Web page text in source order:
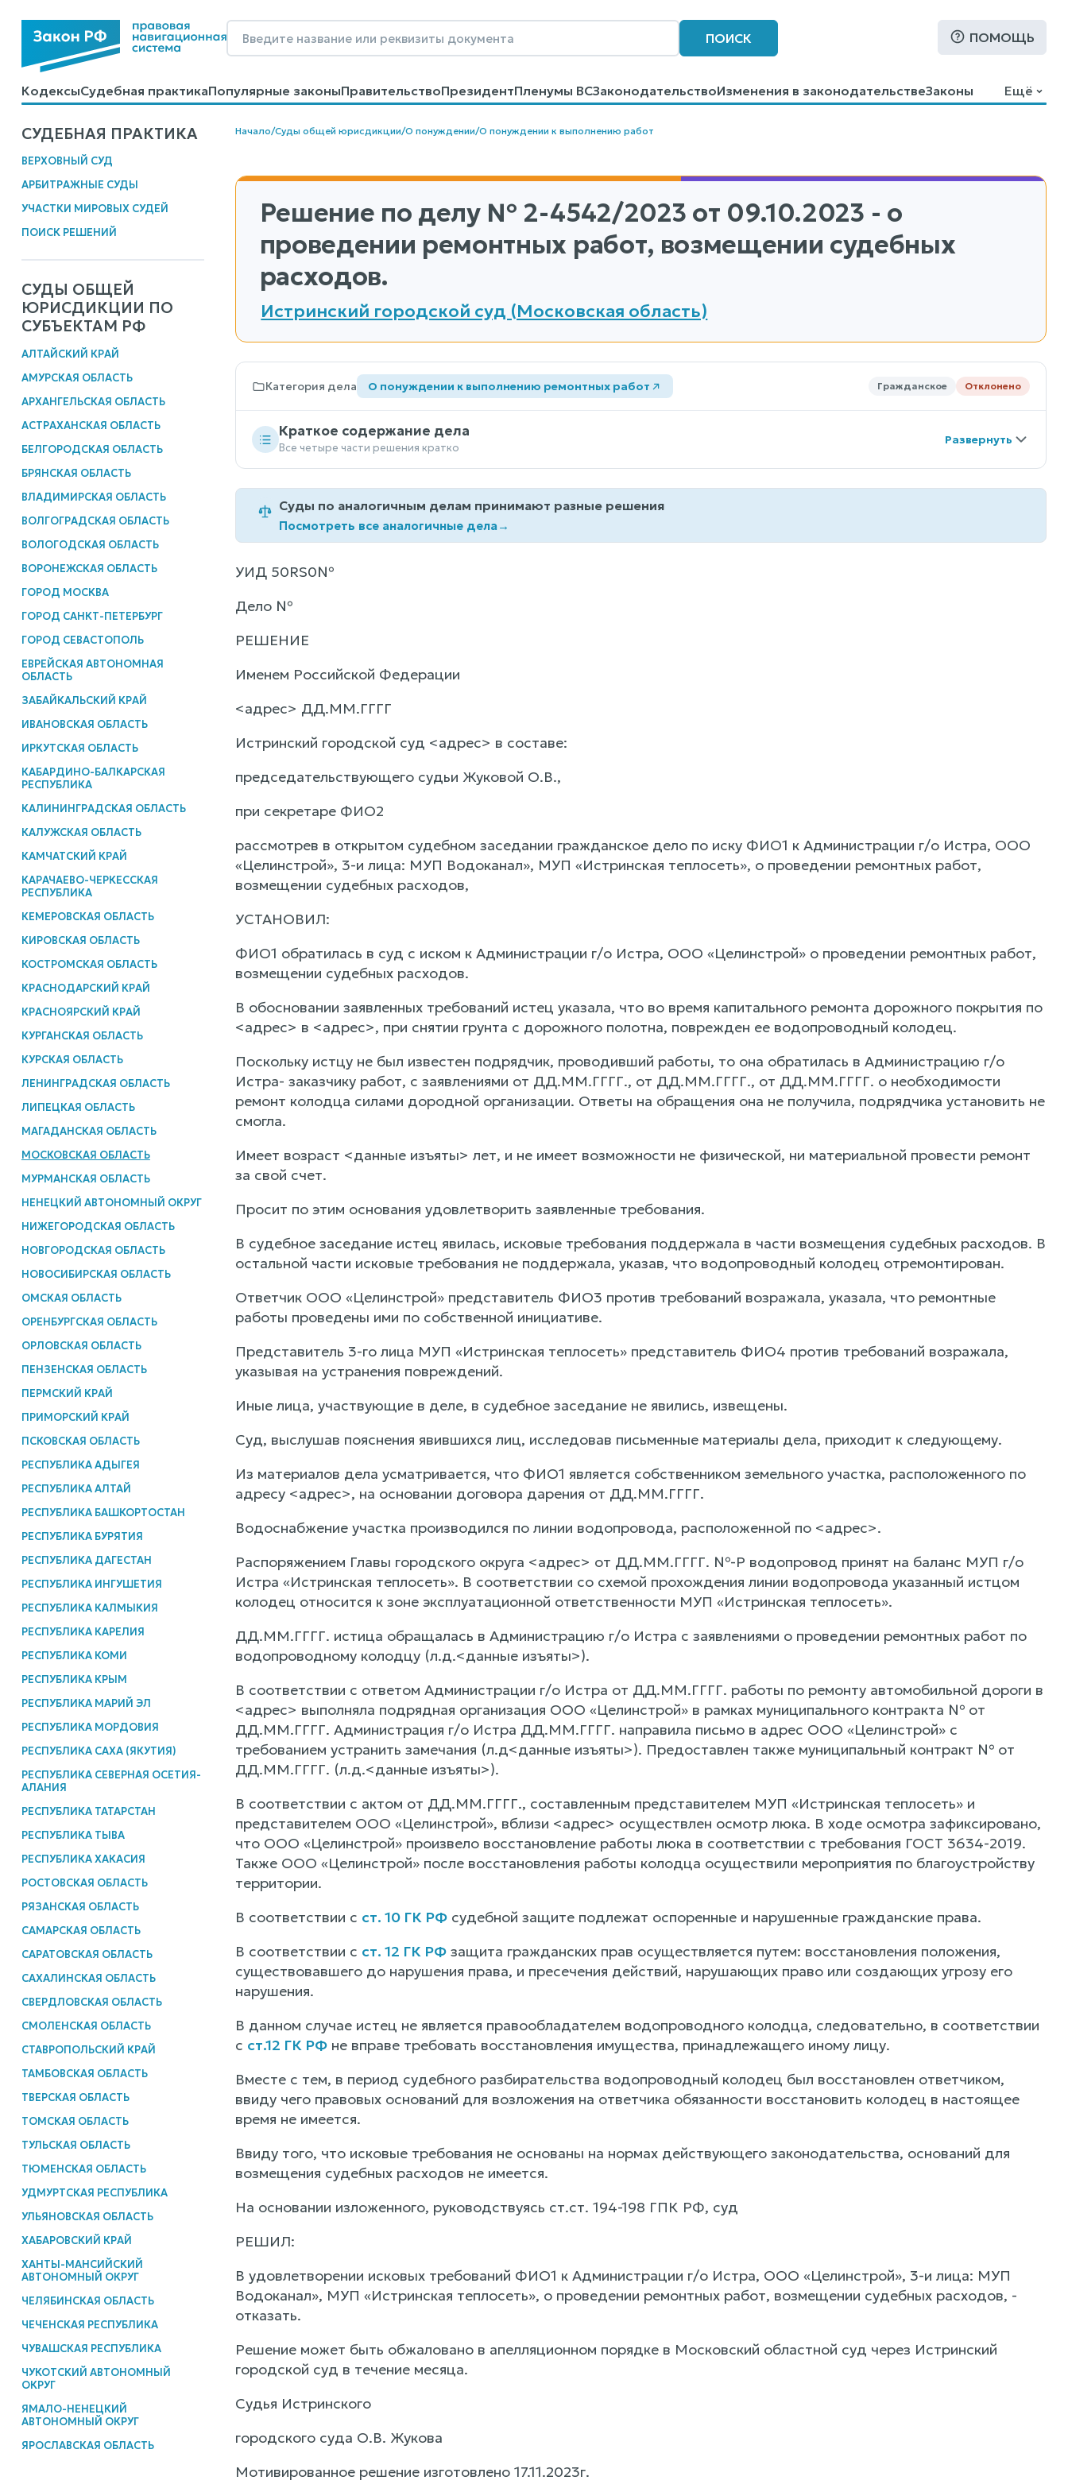
ПОИСК ПОМОЩЬ
КодексыСудебная практикаПопулярные законыПравительствоПрезидентПленумы ВСЗаконодательствоИзменения в законодательствеЗаконы
КалькуляторыСправочные материалыОбразцы договоровКонтактыПомощьПоиск
Ещё
СУДЕБНАЯ ПРАКТИКА
ВЕРХОВНЫЙ СУД
АРБИТРАЖНЫЕ СУДЫ
УЧАСТКИ МИРОВЫХ СУДЕЙ
ПОИСК РЕШЕНИЙ
СУДЫ ОБЩЕЙ
ЮРИСДИКЦИИ ПО
СУБЪЕКТАМ РФ
АЛТАЙСКИЙ КРАЙ
АМУРСКАЯ ОБЛАСТЬ
АРХАНГЕЛЬСКАЯ ОБЛАСТЬ
АСТРАХАНСКАЯ ОБЛАСТЬ
БЕЛГОРОДСКАЯ ОБЛАСТЬ
БРЯНСКАЯ ОБЛАСТЬ
ВЛАДИМИРСКАЯ ОБЛАСТЬ
ВОЛГОГРАДСКАЯ ОБЛАСТЬ
ВОЛОГОДСКАЯ ОБЛАСТЬ
ВОРОНЕЖСКАЯ ОБЛАСТЬ
ГОРОД МОСКВА
ГОРОД САНКТ-ПЕТЕРБУРГ
ГОРОД СЕВАСТОПОЛЬ
ЕВРЕЙСКАЯ АВТОНОМНАЯ
ОБЛАСТЬ
ЗАБАЙКАЛЬСКИЙ КРАЙ
ИВАНОВСКАЯ ОБЛАСТЬ
ИРКУТСКАЯ ОБЛАСТЬ
КАБАРДИНО-БАЛКАРСКАЯ
РЕСПУБЛИКА
КАЛИНИНГРАДСКАЯ ОБЛАСТЬ
КАЛУЖСКАЯ ОБЛАСТЬ
КАМЧАТСКИЙ КРАЙ
КАРАЧАЕВО-ЧЕРКЕССКАЯ
РЕСПУБЛИКА
КЕМЕРОВСКАЯ ОБЛАСТЬ
КИРОВСКАЯ ОБЛАСТЬ
КОСТРОМСКАЯ ОБЛАСТЬ
КРАСНОДАРСКИЙ КРАЙ
КРАСНОЯРСКИЙ КРАЙ
КУРГАНСКАЯ ОБЛАСТЬ
КУРСКАЯ ОБЛАСТЬ
ЛЕНИНГРАДСКАЯ ОБЛАСТЬ
ЛИПЕЦКАЯ ОБЛАСТЬ
МАГАДАНСКАЯ ОБЛАСТЬ
МОСКОВСКАЯ ОБЛАСТЬ
МУРМАНСКАЯ ОБЛАСТЬ
НЕНЕЦКИЙ АВТОНОМНЫЙ ОКРУГ
НИЖЕГОРОДСКАЯ ОБЛАСТЬ
НОВГОРОДСКАЯ ОБЛАСТЬ
НОВОСИБИРСКАЯ ОБЛАСТЬ
ОМСКАЯ ОБЛАСТЬ
ОРЕНБУРГСКАЯ ОБЛАСТЬ
ОРЛОВСКАЯ ОБЛАСТЬ
ПЕНЗЕНСКАЯ ОБЛАСТЬ
ПЕРМСКИЙ КРАЙ
ПРИМОРСКИЙ КРАЙ
ПСКОВСКАЯ ОБЛАСТЬ
РЕСПУБЛИКА АДЫГЕЯ
РЕСПУБЛИКА АЛТАЙ
РЕСПУБЛИКА БАШКОРТОСТАН
РЕСПУБЛИКА БУРЯТИЯ
РЕСПУБЛИКА ДАГЕСТАН
РЕСПУБЛИКА ИНГУШЕТИЯ
РЕСПУБЛИКА КАЛМЫКИЯ
РЕСПУБЛИКА КАРЕЛИЯ
РЕСПУБЛИКА КОМИ
РЕСПУБЛИКА КРЫМ
РЕСПУБЛИКА МАРИЙ ЭЛ
РЕСПУБЛИКА МОРДОВИЯ
РЕСПУБЛИКА САХА (ЯКУТИЯ)
РЕСПУБЛИКА СЕВЕРНАЯ ОСЕТИЯ-
АЛАНИЯ
РЕСПУБЛИКА ТАТАРСТАН
РЕСПУБЛИКА ТЫВА
РЕСПУБЛИКА ХАКАСИЯ
РОСТОВСКАЯ ОБЛАСТЬ
РЯЗАНСКАЯ ОБЛАСТЬ
САМАРСКАЯ ОБЛАСТЬ
САРАТОВСКАЯ ОБЛАСТЬ
САХАЛИНСКАЯ ОБЛАСТЬ
СВЕРДЛОВСКАЯ ОБЛАСТЬ
СМОЛЕНСКАЯ ОБЛАСТЬ
СТАВРОПОЛЬСКИЙ КРАЙ
ТАМБОВСКАЯ ОБЛАСТЬ
ТВЕРСКАЯ ОБЛАСТЬ
ТОМСКАЯ ОБЛАСТЬ
ТУЛЬСКАЯ ОБЛАСТЬ
ТЮМЕНСКАЯ ОБЛАСТЬ
УДМУРТСКАЯ РЕСПУБЛИКА
УЛЬЯНОВСКАЯ ОБЛАСТЬ
ХАБАРОВСКИЙ КРАЙ
ХАНТЫ-МАНСИЙСКИЙ
АВТОНОМНЫЙ ОКРУГ
ЧЕЛЯБИНСКАЯ ОБЛАСТЬ
ЧЕЧЕНСКАЯ РЕСПУБЛИКА
ЧУВАШСКАЯ РЕСПУБЛИКА
ЧУКОТСКИЙ АВТОНОМНЫЙ
ОКРУГ
ЯМАЛО-НЕНЕЦКИЙ
АВТОНОМНЫЙ ОКРУГ
ЯРОСЛАВСКАЯ ОБЛАСТЬ
Начало/Суды общей юрисдикции/О понуждении/О понуждении к выполнению работ
Решение по делу № 2-4542/2023 от 09.10.2023 - о
проведении ремонтных работ, возмещении судебных
расходов.
Истринский городской суд (Московская область)
Категория дела О понуждении к выполнению ремонтных работ Гражданское Отклонено
Краткое содержание дела
Все четыре части решения кратко
Суды по аналогичным делам принимают разные решения
Посмотреть все аналогичные дела→
УИД 50RS0№
Дело №
РЕШЕНИЕ
Именем Российской Федерации
<адрес> ДД.ММ.ГГГГ
Истринский городской суд <адрес> в составе:
председательствующего судьи Жуковой О.В.,
при секретаре ФИО2
рассмотрев в открытом судебном заседании гражданское дело по иску ФИО1 к Администрации г/о Истра, ООО
«Целинстрой», 3-и лица: МУП Водоканал», МУП «Истринская теплосеть», о проведении ремонтных работ,
возмещении судебных расходов,
УСТАНОВИЛ:
ФИО1 обратилась в суд с иском к Администрации г/о Истра, ООО «Целинстрой» о проведении ремонтных работ,
возмещении судебных расходов.
В обосновании заявленных требований истец указала, что во время капитального ремонта дорожного покрытия по
<адрес> в <адрес>, при снятии грунта с дорожного полотна, поврежден ее водопроводный колодец.
Поскольку истцу не был известен подрядчик, проводивший работы, то она обратилась в Администрацию г/о
Истра- заказчику работ, с заявлениями от ДД.ММ.ГГГГ., от ДД.ММ.ГГГГ., от ДД.ММ.ГГГГ. о необходимости
ремонт колодца силами дородной организации. Ответы на обращения она не получила, подрядчика установить не
смогла.
Имеет возраст <данные изъяты> лет, и не имеет возможности не физической, ни материальной провести ремонт
за свой счет.
Просит по этим основания удовлетворить заявленные требования.
В судебное заседание истец явилась, исковые требования поддержала в части возмещения судебных расходов. В
остальной части исковые требования не поддержала, указав, что водопроводный колодец отремонтирован.
Ответчик ООО «Целинстрой» представитель ФИО3 против требований возражала, указала, что ремонтные
работы проведены ими по собственной инициативе.
Представитель 3-го лица МУП «Истринская теплосеть» представитель ФИО4 против требований возражала,
указывая на устранения повреждений.
Иные лица, участвующие в деле, в судебное заседание не явились, извещены.
Суд, выслушав пояснения явившихся лиц, исследовав письменные материалы дела, приходит к следующему.
Из материалов дела усматривается, что ФИО1 является собственником земельного участка, расположенного по
адресу <адрес>, на основании договора дарения от ДД.ММ.ГГГГ.
Водоснабжение участка производился по линии водопровода, расположенной по <адрес>.
Распоряжением Главы городского округа <адрес> от ДД.ММ.ГГГГ. №-Р водопровод принят на баланс МУП г/о
Истра «Истринская теплосеть». В соответствии со схемой прохождения линии водопровода указанный истцом
колодец относится к зоне эксплуатационной ответственности МУП «Истринская теплосеть».
ДД.ММ.ГГГГ. истица обращалась в Администрацию г/о Истра с заявлениями о проведении ремонтных работ по
водопроводному колодцу (л.д.<данные изъяты>).
В соответствии с ответом Администрации г/о Истра от ДД.ММ.ГГГГ. работы по ремонту автомобильной дороги в
<адрес> выполняла подрядная организация ООО «Целинстрой» в рамках муниципального контракта № от
ДД.ММ.ГГГГ. Администрация г/о Истра ДД.ММ.ГГГГ. направила письмо в адрес ООО «Целинстрой» с
требованием устранить замечания (л.д<данные изъяты>). Предоставлен также муниципальный контракт № от
ДД.ММ.ГГГГ. (л.д.<данные изъяты>).
В соответствии с актом от ДД.ММ.ГГГГ., составленным представителем МУП «Истринская теплосеть» и
представителем ООО «Целинстрой», вблизи <адрес> осуществлен осмотр люка. В ходе осмотра зафиксировано,
что ООО «Целинстрой» произвело восстановление работы люка в соответствии с требования ГОСТ 3634-2019.
Также ООО «Целинстрой» после восстановления работы колодца осуществили мероприятия по благоустройству
территории.
В соответствии с ст. 10 ГК РФсудебной защите подлежат оспоренные и нарушенные гражданские права.
В соответствии с ст. 12 ГК РФзащита гражданских прав осуществляется путем: восстановления положения,
существовавшего до нарушения права, и пресечения действий, нарушающих право или создающих угрозу его
нарушения.
В данном случае истец не является правообладателем водопроводного колодца, следовательно, в соответствии
с ст.12 ГК РФне вправе требовать восстановления имущества, принадлежащего иному лицу.
Вместе с тем, в период судебного разбирательства водопроводный колодец был восстановлен ответчиком,
ввиду чего правовых оснований для возложения на ответчика обязанности восстановить колодец в настоящее
время не имеется.
Ввиду того, что исковые требования не основаны на нормах действующего законодательства, оснований для
возмещения судебных расходов не имеется.
На основании изложенного, руководствуясь ст.ст. 194-198 ГПК РФ, суд
РЕШИЛ:
В удовлетворении исковых требований ФИО1 к Администрации г/о Истра, ООО «Целинстрой», 3-и лица: МУП
Водоканал», МУП «Истринская теплосеть», о проведении ремонтных работ, возмещении судебных расходов, -
отказать.
Решение может быть обжаловано в апелляционном порядке в Московский областной суд через Истринский
городской суд в течение месяца.
Судья Истринского
городского суда О.В. Жукова
Мотивированное решение изготовлено 17.11.2023г.